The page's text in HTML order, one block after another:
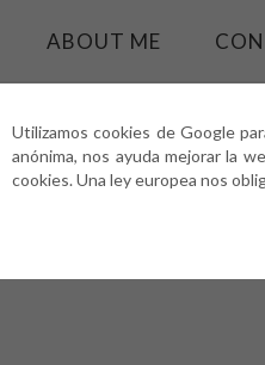
Utilizamos cookies de Google
anónima, nos ayuda mejorar la
cookies. Una ley europea nos
ABOUT ME